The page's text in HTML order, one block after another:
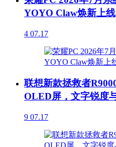
YOYO Claw焕新上线
4 07.17
联想新款拯救者
OLED屏，文字锐度
9 07.17